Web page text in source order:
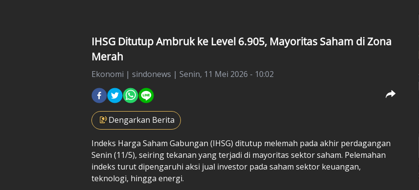
IHSG Ditutup Ambruk ke Level 6.905, Mayoritas Saham di Zona
Merah
Ekonomi | sindonews | Senin, 11 Mei 2026 - 10:02
Dengarkan Berita
Indeks Harga Saham Gabungan (IHSG) ditutup melemah pada akhir perdagangan
Senin (11/5), seiring tekanan yang terjadi di mayoritas sektor saham. Pelemahan
indeks turut dipengaruhi aksi jual investor pada saham sektor keuangan,
teknologi, hingga energi.